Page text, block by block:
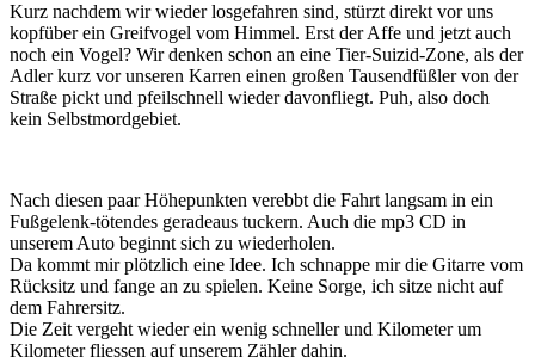
Kurz nachdem wir wieder losgefahren sind, stürzt direkt vor uns
kopfüber ein Greifvogel vom Himmel. Erst der Affe und jetzt auch
noch ein Vogel? Wir denken schon an eine Tier-Suizid-Zone, als der
Adler kurz vor unseren Karren einen großen Tausendfüßler von der
Straße pickt und pfeilschnell wieder davonfliegt. Puh, also doch
kein Selbstmordgebiet.
Nach diesen paar Höhepunkten verebbt die Fahrt langsam in ein
Fußgelenk-tötendes geradeaus tuckern. Auch die mp3 CD in
unserem Auto beginnt sich zu wiederholen.
Da kommt mir plötzlich eine Idee. Ich schnappe mir die Gitarre vom
Rücksitz und fange an zu spielen. Keine Sorge, ich sitze nicht auf
dem Fahrersitz.
Die Zeit vergeht wieder ein wenig schneller und Kilometer um
Kilometer fliessen auf unserem Zähler dahin.